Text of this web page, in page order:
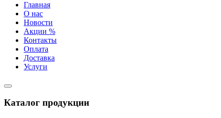
Главная
О нас
Новости
Акции %
Контакты
Оплата
Доставка
Услуги
Каталог продукции